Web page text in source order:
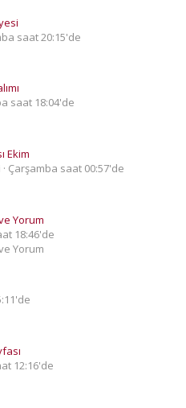
saat 20:15'de
saat 18:04'de
Ekim
Çarşamba saat 00:57'de
Yorum
18:46'de
Yorum
12:16'de